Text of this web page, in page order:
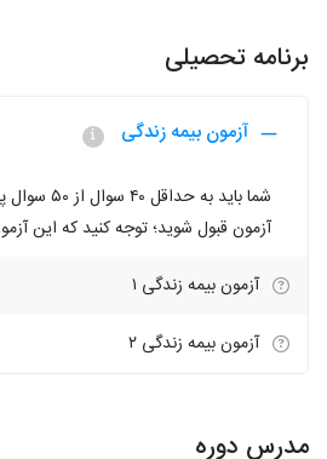
برنامه تحصیلی
آزمون بیمه زندگی
شما باید به
آزمون قبول شوید؛ توجه کنید که این
آزمون بیمه زندگی ۱
آزمون بیمه زندگی ۲
مدرس دوره